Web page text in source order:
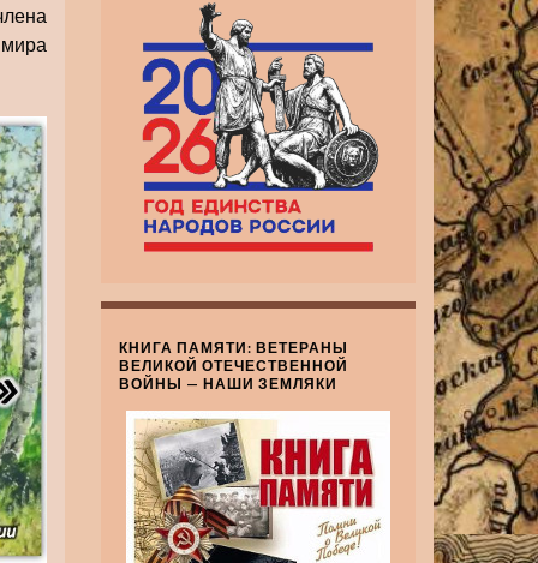
КНИГА ПАМЯТИ: ВЕТЕРАНЫ
ВЕЛИКОЙ ОТЕЧЕСТВЕННОЙ
ВОЙНЫ — НАШИ ЗЕМЛЯКИ